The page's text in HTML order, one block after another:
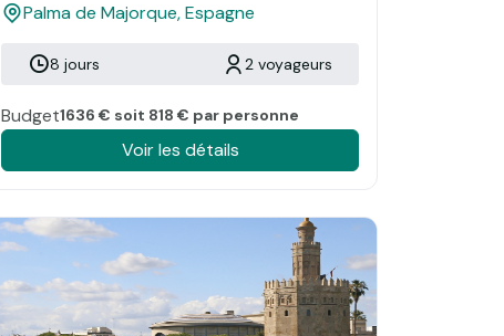
Palma de Majorque, Espagne
8 jours 2 voyageurs
Budget1636 € soit 818 € par personne
Voir les détails